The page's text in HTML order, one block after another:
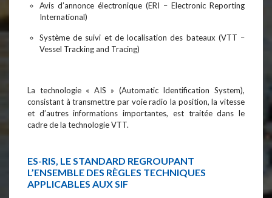
Avis d’annonce électronique (ERI – Electronic Reporting
International)
Système de suivi et de localisation des bateaux (VTT –
Vessel Tracking and Tracing)
La technologie « AIS » (Automatic Identification System),
consistant à transmettre par voie radio la position, la vitesse
et d’autres informations importantes, est traitée dans le
cadre de la technologie VTT.
ES-RIS, LE STANDARD REGROUPANT
L’ENSEMBLE DES RÈGLES TECHNIQUES
APPLICABLES AUX SIF